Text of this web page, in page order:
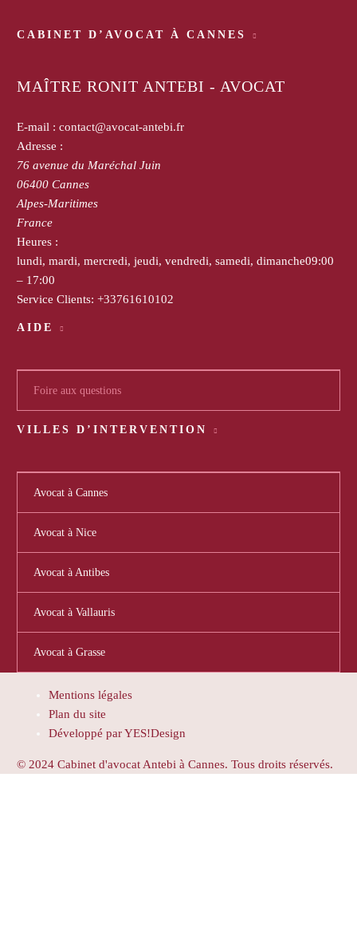
CABINET D’AVOCAT À CANNES
MAÎTRE RONIT ANTEBI - AVOCAT
E-mail : contact@avocat-antebi.fr
Adresse :
76 avenue du Maréchal Juin
06400 Cannes
Alpes-Maritimes
France
Heures :
lundi, mardi, mercredi, jeudi, vendredi, samedi, dimanche09:00
– 17:00
Service Clients: +33761610102
AIDE
Foire aux questions
VILLES D’INTERVENTION
Avocat à Cannes
Avocat à Nice
Avocat à Antibes
Avocat à Vallauris
Avocat à Grasse
Mentions légales
Plan du site
Développé par YES!Design
© 2024 Cabinet d'avocat Antebi à Cannes. Tous droits réservés.